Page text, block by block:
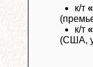
к/т
к/т
(США,